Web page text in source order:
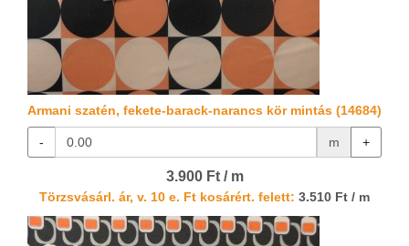
Armani szatén, fekete-barack-narancs kör mintás (14684)
- m +
3.900 Ft / m
Törzsvásárl. ár, v. 10 e. Ft kosárért. felett: 3.510 Ft / m